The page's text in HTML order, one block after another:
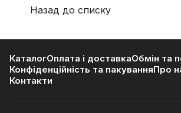
Назад до списку
КаталогОплата і доставкаОбмін та
Конфіденційність та пакуванняПро
Контакти